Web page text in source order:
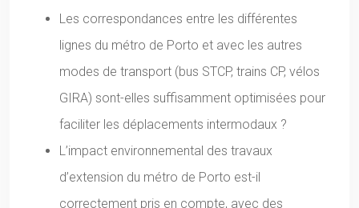
Les correspondances entre les différentes
lignes du métro de Porto et avec les autres
modes de transport (bus STCP, trains CP, vélos
GIRA) sont-elles suffisamment optimisées pour
faciliter les déplacements intermodaux ?
L’impact environnemental des travaux
d’extension du métro de Porto est-il
correctement pris en compte, avec des